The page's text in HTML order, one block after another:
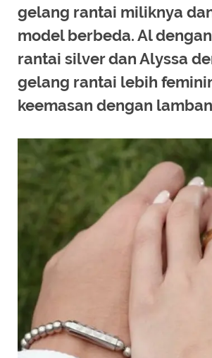
gelang rantai miliknya
model berbeda. Al
rantai silver dan Alyssa
gelang rantai lebih
keemasan dengan